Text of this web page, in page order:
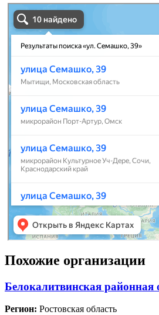
Похожие организации
Белокалитвинская районная
Регион: Ростовская область